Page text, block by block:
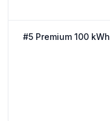
#5 Premium 100 kWh